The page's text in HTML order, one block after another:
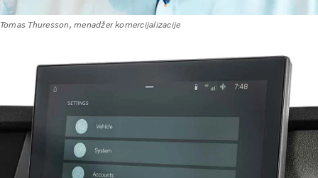
Tomas Thuresson, menadžer komercijalizacije